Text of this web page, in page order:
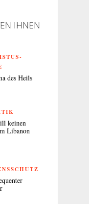
IHNEN
des Heils
keinen
Libanon